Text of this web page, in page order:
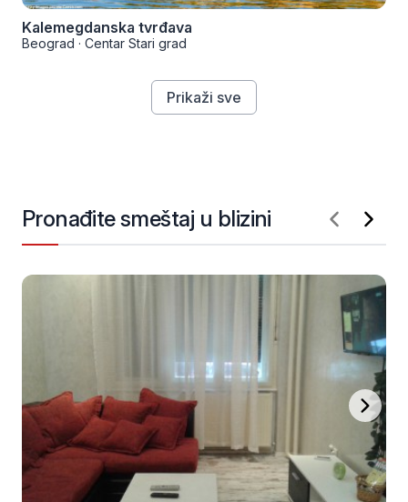
Kalemegdanska tvrđava
Beograd · Centar Stari grad
Prikaži sve
Pronađite smeštaj u blizini